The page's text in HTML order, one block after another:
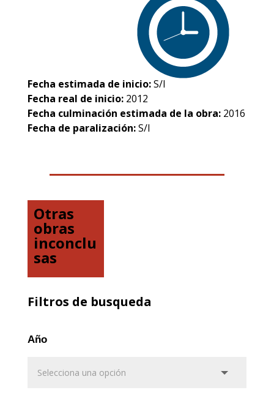
Fecha estimada de inicio:S/I
Fecha real de inicio: 2012
Fecha culminación estimada de la obra: 2016
Fecha de paralización:S/I
Otras
obras
inconclu
sas
Filtros de busqueda
Año